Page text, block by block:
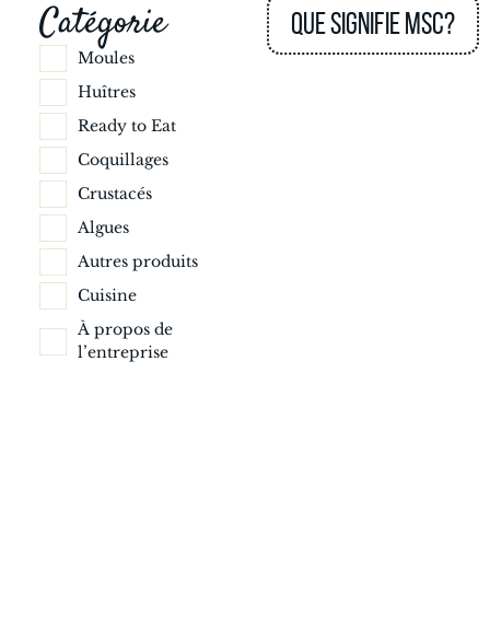
Catégorie
Moules
Huîtres
Ready to Eat
Coquillages
Crustacés
Algues
Autres produits
Cuisine
À propos de
l’entreprise
Que signifie MSC?